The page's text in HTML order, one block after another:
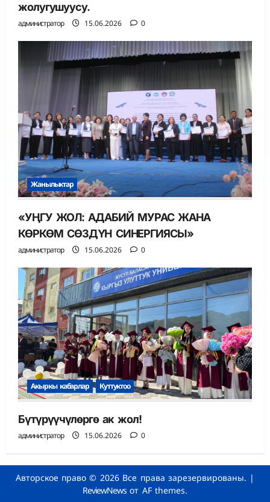
жолугушуусу.
администратор 15.06.2026 0
Жанылыктар
«УҢГУ ЖОЛ: АДАБИЙ МУРАС ЖАНА
КӨРКӨМ СӨЗДҮН СИНЕРГИЯСЫ»
администратор 15.06.2026 0
Акыркы кабарлар Куттуктоо
Бүтүрүүчүлөргө ак жол!
администратор 15.06.2026 0
Авторское право © 2026 Все права зарезервированы. |
ReviewNewsот AF themes.